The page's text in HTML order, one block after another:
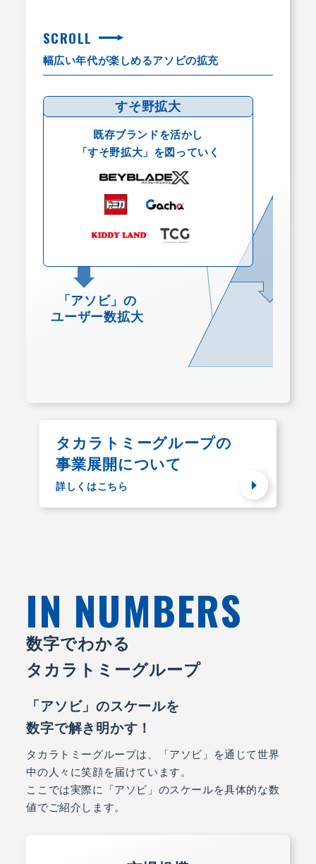
SCROLL
幅広い年代が楽しめるアソビの拡充
すそ野拡大
既存ブランドを活かし
「すそ野拡大」を図っていく
「アソビ」の
ユーザー数拡大
タカラトミーグループの
事業展開について
詳しくはこちら
IN NUMBERS
数字でわかる
タカラトミーグループ
「アソビ」のスケールを
数字で解き明かす！
タカラトミーグループは、「アソビ」を通じて世界
中の人々に笑顔を届けています。
ここでは実際に「アソビ」のスケールを具体的な数
値でご紹介します。